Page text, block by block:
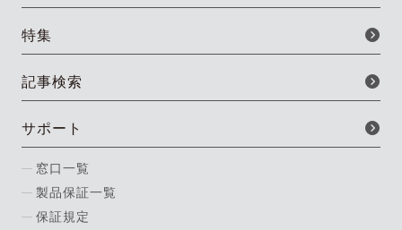
特集
記事検索
サポート
窓口一覧
製品保証一覧
保証規定